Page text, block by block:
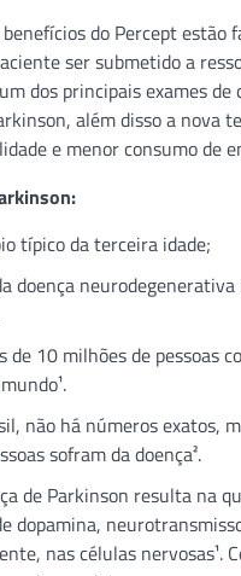
do Percept estão
ser submetido a
dos principais exames de
além disso a nova
e menor consumo de
típico da terceira idade;
doença
de 10 milhões de pessoas
não há números exatos,
sofram da doença².
de Parkinson resulta na
dopamina,
nas células nervosas¹.